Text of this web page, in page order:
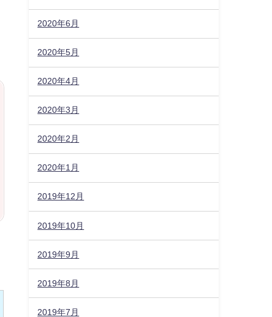
2020年6月
2020年5月
2020年4月
2020年3月
2020年2月
2020年1月
2019年12月
2019年10月
2019年9月
2019年8月
2019年7月